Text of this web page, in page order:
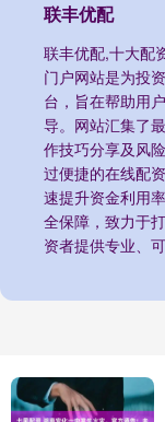
联丰优配
联丰优配,十大配
门户网站是为投
台，旨在帮助用
导。网站汇集了
作技巧分享及风
过便捷的在线配
速提升资金利用
全保障，致力于
资者提供专业、